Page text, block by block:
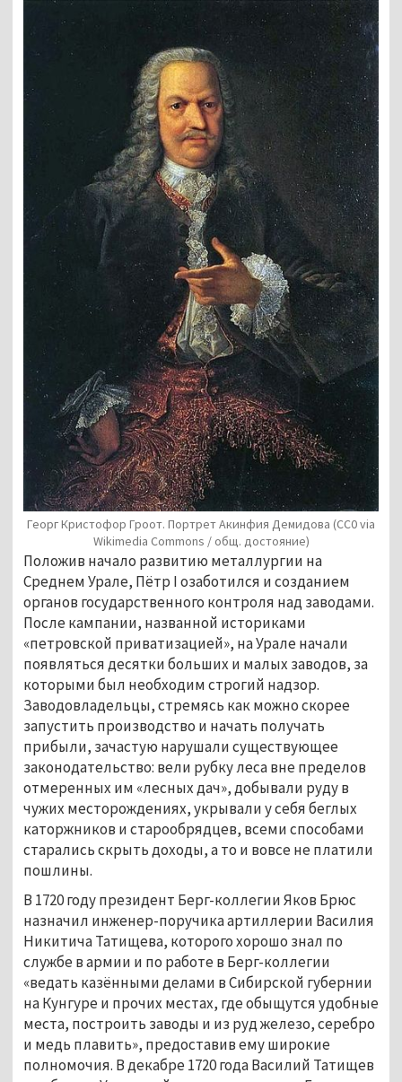
Георг Кристофор Гроот. Портрет Акинфия Демидова (СС0 via
Wikimedia Commons / общ. достояние)
Положив начало развитию металлургии на
Среднем Урале, Пётр I озаботился и созданием
органов государственного контроля над заводами.
После кампании, названной историками
«петровской приватизацией», на Урале начали
появляться десятки больших и малых заводов, за
которыми был необходим строгий надзор.
Заводовладельцы, стремясь как можно скорее
запустить производство и начать получать
прибыли, зачастую нарушали существующее
законодательство: вели рубку леса вне пределов
отмеренных им «лесных дач», добывали руду в
чужих месторождениях, укрывали у себя беглых
каторжников и старообрядцев, всеми способами
старались скрыть доходы, а то и вовсе не платили
пошлины.
В 1720 году президент Берг-коллегии Яков Брюс
назначил инженер-поручика артиллерии Василия
Никитича Татищева, которого хорошо знал по
службе в армии и по работе в Берг-коллегии
«ведать казёнными делами в Сибирской губернии
на Кунгуре и прочих местах, где обыщутся удобные
места, построить заводы и из руд железо, серебро
и медь плавить», предоставив ему широкие
полномочия. В декабре 1720 года Василий Татищев